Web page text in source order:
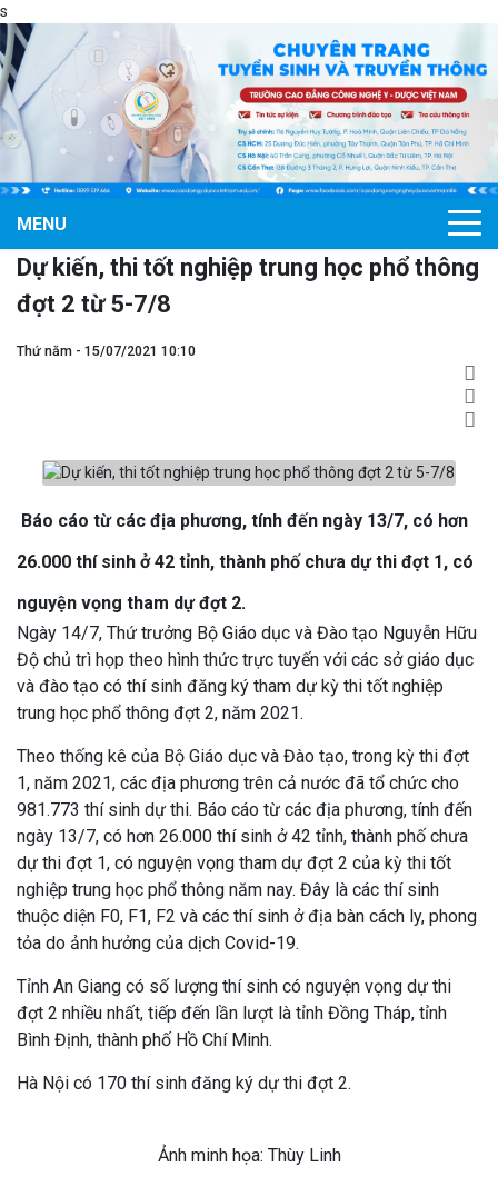
s
MENU
Dự kiến, thi tốt nghiệp trung học phổ thông
đợt 2 từ 5-7/8
Thứ năm - 15/07/2021 10:10
Báo cáo từ các địa phương, tính đến ngày 13/7, có hơn
26.000 thí sinh ở 42 tỉnh, thành phố chưa dự thi đợt 1, có
nguyện vọng tham dự đợt 2.
Ngày 14/7, Thứ trưởng Bộ Giáo dục và Đào tạo Nguyễn Hữu
Độ chủ trì họp theo hình thức trực tuyến với các sở giáo dục
và đào tạo có thí sinh đăng ký tham dự kỳ thi tốt nghiệp
trung học phổ thông đợt 2, năm 2021.
Theo thống kê của Bộ Giáo dục và Đào tạo, trong kỳ thi đợt
1, năm 2021, các địa phương trên cả nước đã tổ chức cho
981.773 thí sinh dự thi. Báo cáo từ các địa phương, tính đến
ngày 13/7, có hơn 26.000 thí sinh ở 42 tỉnh, thành phố chưa
dự thi đợt 1, có nguyện vọng tham dự đợt 2 của kỳ thi tốt
nghiệp trung học phổ thông năm nay. Đây là các thí sinh
thuộc diện F0, F1, F2 và các thí sinh ở địa bàn cách ly, phong
tỏa do ảnh hưởng của dịch Covid-19.
Tỉnh An Giang có số lượng thí sinh có nguyện vọng dự thi
đợt 2 nhiều nhất, tiếp đến lần lượt là tỉnh Đồng Tháp, tỉnh
Bình Định, thành phố Hồ Chí Minh.
Hà Nội có 170 thí sinh đăng ký dự thi đợt 2.
Ảnh minh họa: Thùy Linh